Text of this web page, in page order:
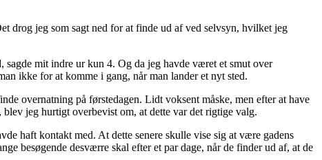
drog jeg som sagt ned for at finde ud af ved selvsyn, hvilket jeg
mit indre ur kun 4. Og da jeg havde været et smut over
ikke for at komme i gang, når man lander et nyt sted.
overnatning på førstedagen. Lidt voksent måske, men efter at have
jeg hurtigt overbevist om, at dette var det rigtige valg.
haft kontakt med. At dette senere skulle vise sig at være gadens
besøgende desværre skal efter et par dage, når de finder ud af, at de